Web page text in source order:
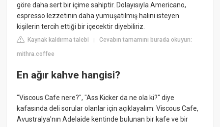
göre daha sert bir içime sahiptir. Dolayısıyla Americano,
espresso lezzetinin daha yumuşatılmış halini isteyen
kişilerin tercih ettiği bir içecektir diyebiliriz.
Kaynak kaldırma talebi |Cevabın tamamını burada okuyun:
mithra.coffee
En ağır kahve hangisi?
"Viscous Cafe nere?", "Ass Kicker da ne ola ki?" diye
kafasında deli sorular olanlar için açıklayalım: Viscous Cafe,
Avustralya'nın Adelaide kentinde bulunan bir kafe ve bir